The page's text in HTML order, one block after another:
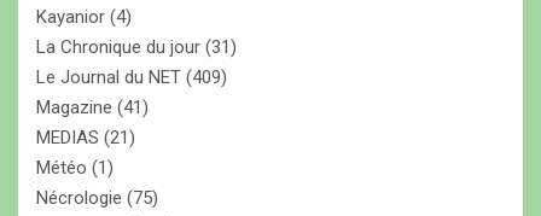
Kayanior (4)
La Chronique du jour (31)
Le Journal du NET (409)
Magazine (41)
MEDIAS (21)
Météo (1)
Nécrologie (75)